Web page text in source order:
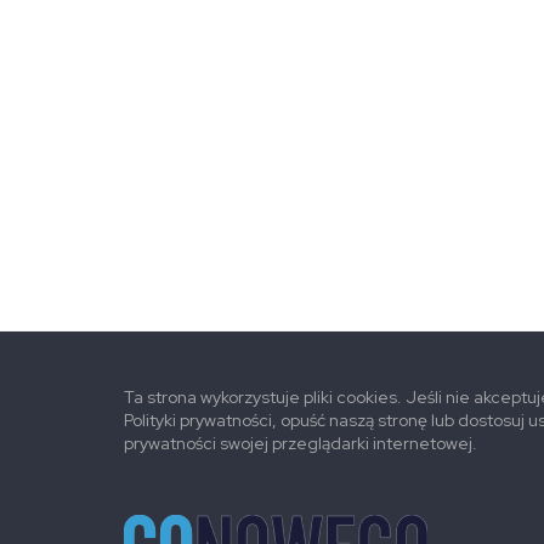
Ta strona wykorzystuje pliki cookies. Jeśli nie
Polityki prywatności, opuść naszą stronę lub dostosuj
prywatności swojej przeglądarki internetowej.